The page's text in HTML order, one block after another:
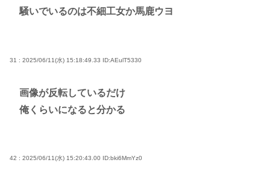
騒いでいるのは不細工女か馬鹿ウヨ
31 : 2025/06/11(水) 15:18:49.33 ID:AEulT5330
画像が反転しているだけ
俺くらいになると分かる
42 : 2025/06/11(水) 15:20:43.00 ID:bki6MmYz0